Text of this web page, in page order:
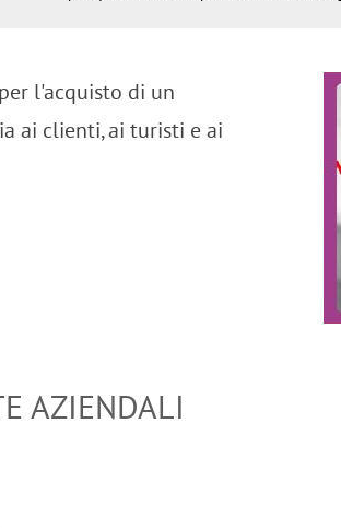
l'acquisto di un
ai clienti, ai turisti e ai
AZIENDALI